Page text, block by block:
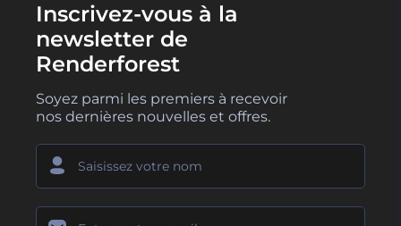
Inscrivez-vous à la
newsletter de
Renderforest
Soyez parmi les premiers à recevoir
nos dernières nouvelles et offres.